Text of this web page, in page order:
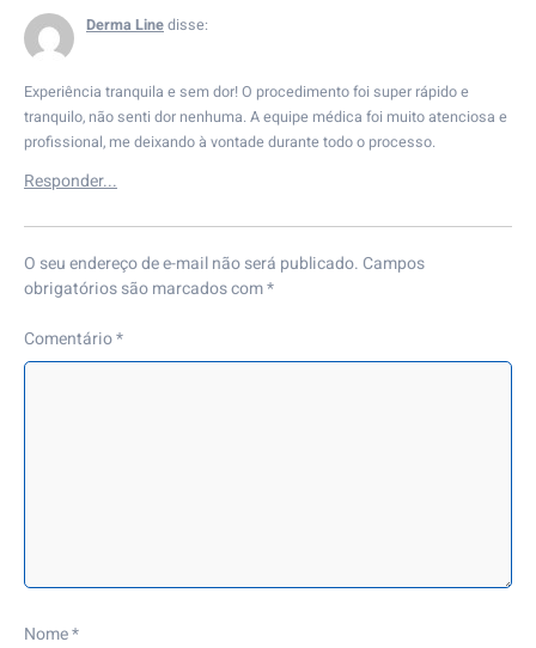
Derma Linedisse:
Experiência tranquila e sem dor! O procedimento foi super rápido e
tranquilo, não senti dor nenhuma. A equipe médica foi muito atenciosa e
profissional, me deixando à vontade durante todo o processo.
O seu endereço de e-mail não será publicado. Campos
obrigatórios são marcados com*
Comentário*
Nome*